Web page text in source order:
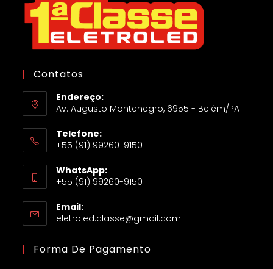
Contatos
Endereço:
Av. Augusto Montenegro, 6955 - Belém/PA
Telefone:
+55 (91) 99260-9150
WhatsApp:
+55 (91) 99260-9150
Email:
eletroled.classe@gmail.com
Forma De Pagamento